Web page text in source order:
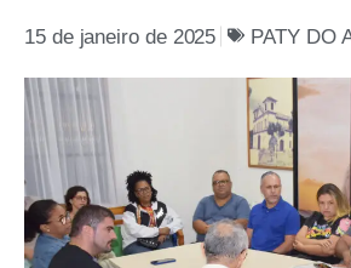
15 de janeiro de 2025 PATY DO